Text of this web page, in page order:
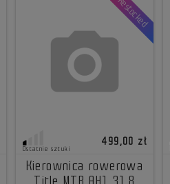
Restocked
Ostatnie sztuki
499,00 zł
Kierownica rowerowa